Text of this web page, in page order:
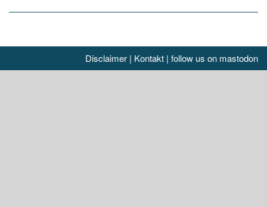
Disclaimer | Kontakt | follow us on mastodon